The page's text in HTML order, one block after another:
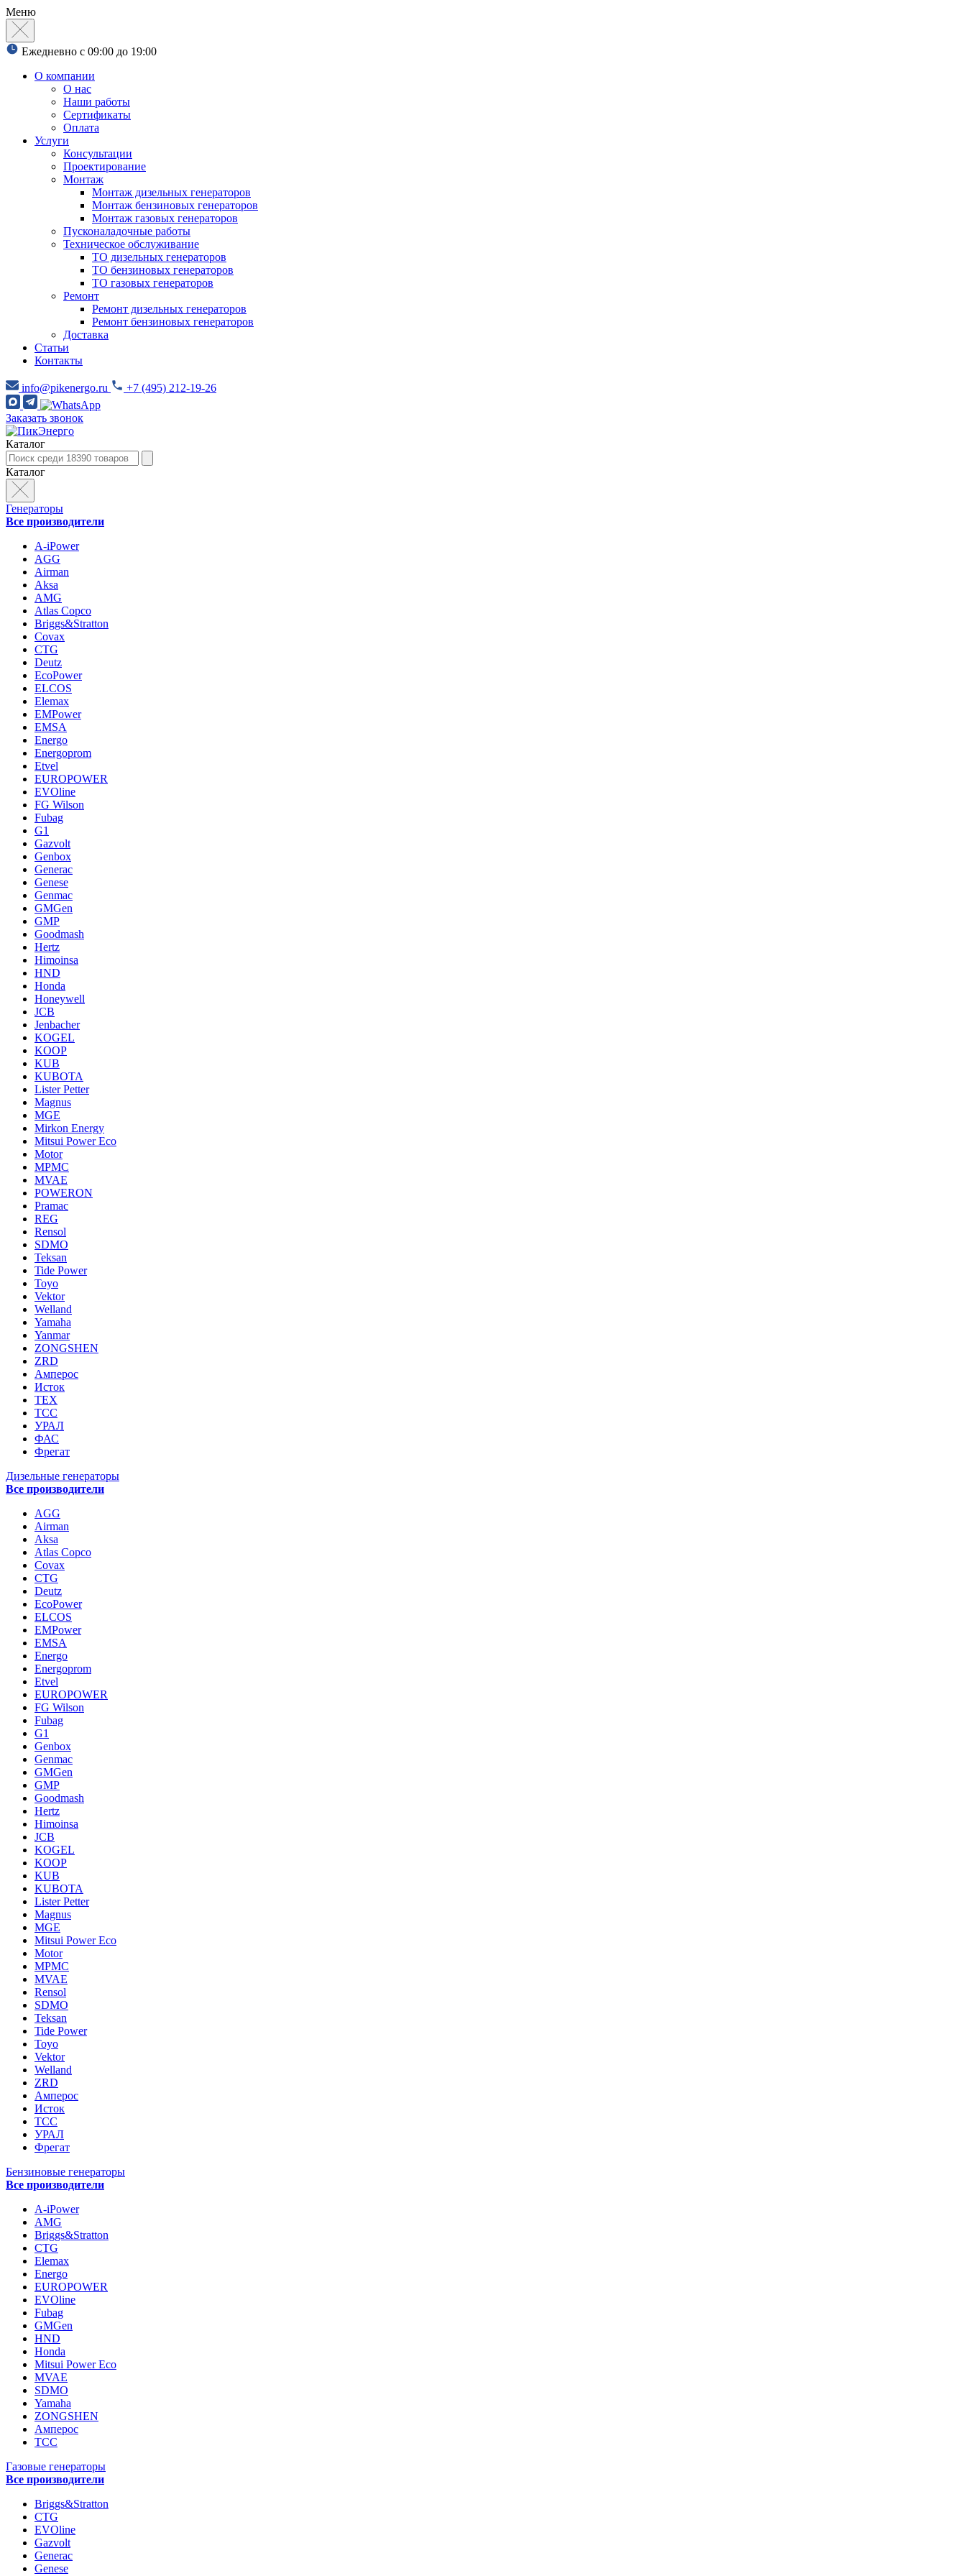
Меню
Ежедневно с 09:00 до 19:00
О компании
О нас
Наши работы
Сертификаты
Оплата
Услуги
Консультации
Проектирование
Монтаж
Монтаж дизельных генераторов
Монтаж бензиновых генераторов
Монтаж газовых генераторов
Пусконаладочные работы
Техническое обслуживание
ТО дизельных генераторов
ТО бензиновых генераторов
ТО газовых генераторов
Ремонт
Ремонт дизельных генераторов
Ремонт бензиновых генераторов
Доставка
Статьи
Контакты
info@pikenergo.ru +7 (495) 212-19-26
Заказать звонок
Каталог
Каталог
Генераторы
Все производители
A-iPower
AGG
Airman
Aksa
AMG
Atlas Copco
Briggs&Stratton
Covax
CTG
Deutz
EcoPower
ELCOS
Elemax
EMPower
EMSA
Energo
Energoprom
Etvel
EUROPOWER
EVOline
FG Wilson
Fubag
G1
Gazvolt
Genbox
Generac
Genese
Genmac
GMGen
GMP
Goodmash
Hertz
Himoinsa
HND
Honda
Honeywell
JCB
Jenbacher
KOGEL
KOOP
KUB
KUBOTA
Lister Petter
Magnus
MGE
Mirkon Energy
Mitsui Power Eco
Motor
MPMC
MVAE
POWERON
Pramac
REG
Rensol
SDMO
Teksan
Tide Power
Toyo
Vektor
Welland
Yamaha
Yanmar
ZONGSHEN
ZRD
Амперос
Исток
ТЕХ
ТСС
УРАЛ
ФАС
Фрегат
Дизельные генераторы
Все производители
AGG
Airman
Aksa
Atlas Copco
Covax
CTG
Deutz
EcoPower
ELCOS
EMPower
EMSA
Energo
Energoprom
Etvel
EUROPOWER
FG Wilson
Fubag
G1
Genbox
Genmac
GMGen
GMP
Goodmash
Hertz
Himoinsa
JCB
KOGEL
KOOP
KUB
KUBOTA
Lister Petter
Magnus
MGE
Mitsui Power Eco
Motor
MPMC
MVAE
Rensol
SDMO
Teksan
Tide Power
Toyo
Vektor
Welland
ZRD
Амперос
Исток
ТСС
УРАЛ
Фрегат
Бензиновые генераторы
Все производители
A-iPower
AMG
Briggs&Stratton
CTG
Elemax
Energo
EUROPOWER
EVOline
Fubag
GMGen
HND
Honda
Mitsui Power Eco
MVAE
SDMO
Yamaha
ZONGSHEN
Амперос
ТСС
Газовые генераторы
Все производители
Briggs&Stratton
CTG
EVOline
Gazvolt
Generac
Genese